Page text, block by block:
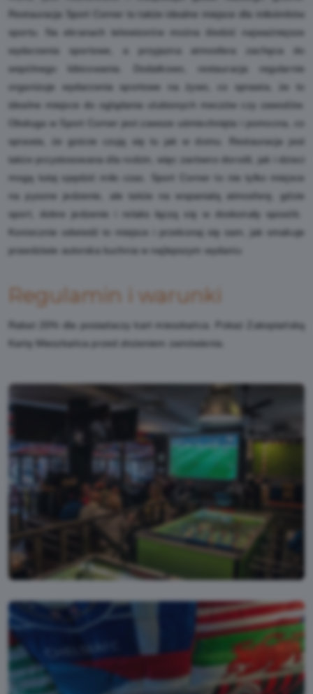
Restauracja Sport Corner to także idealne miejsce dla miłośników
sportu. Na ekranach telewizorów można śledzić najważniejsze
wydarzenia sportowe, a przyjazna atmosfera zachęca do
wspólnego kibicowania. Dodatkowo, restauracja regularnie
organizuje wydarzenia sportowe na żywo, co sprawia, że to
idealne miejsce do oglądania ulubionych meczów czy zawodów.
Obsługa w Sport Corner jest zawsze uśmiechnięta i pomocna, co
sprawia, że goście czują się tu jak w domu. Restauracja jest
także przystosowana dla rodzin, więc zarówno dorośli, jak i dzieci
mogą tutaj spędzić miło czas. Sport Corner to nie tylko miejsce
na pyszne jedzenie, ale także na wspaniałą atmosferę, gdzie
sport, dobre jedzenie i relaks łączą się w doskonały sposób.
Koniecznie odwiedź to miejsce i przekonaj się sam, jak smakuje
prawdziwie autorska kuchnia w najlepszym wydaniu
Regulamin i warunki
Rabat 20% dla posiadaczy kart mieszkańca. Pokaż Zakopiańską
Kartę Mieszkańca przed złożeniem zamówienia.